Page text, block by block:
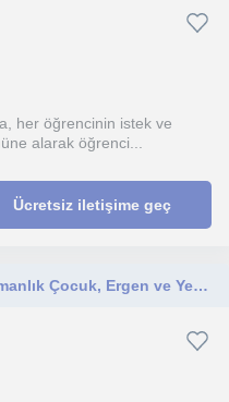
her öğrencinin istek ve
alarak öğrenci...
Ücretsiz iletişime geç
Online Bireysel Psikolojik Danışmanlık Çocuk, Ergen ve Yetişkinlere Bireysel Destek